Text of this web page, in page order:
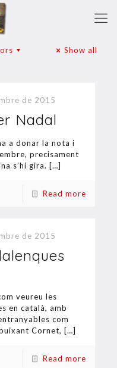
Show all
de 2015
Nadal
a donar la nota i
precisament
s’hi gira. […]
Read more
de 2015
veureu les
en català, amb
com
Cornet, […]
Read more